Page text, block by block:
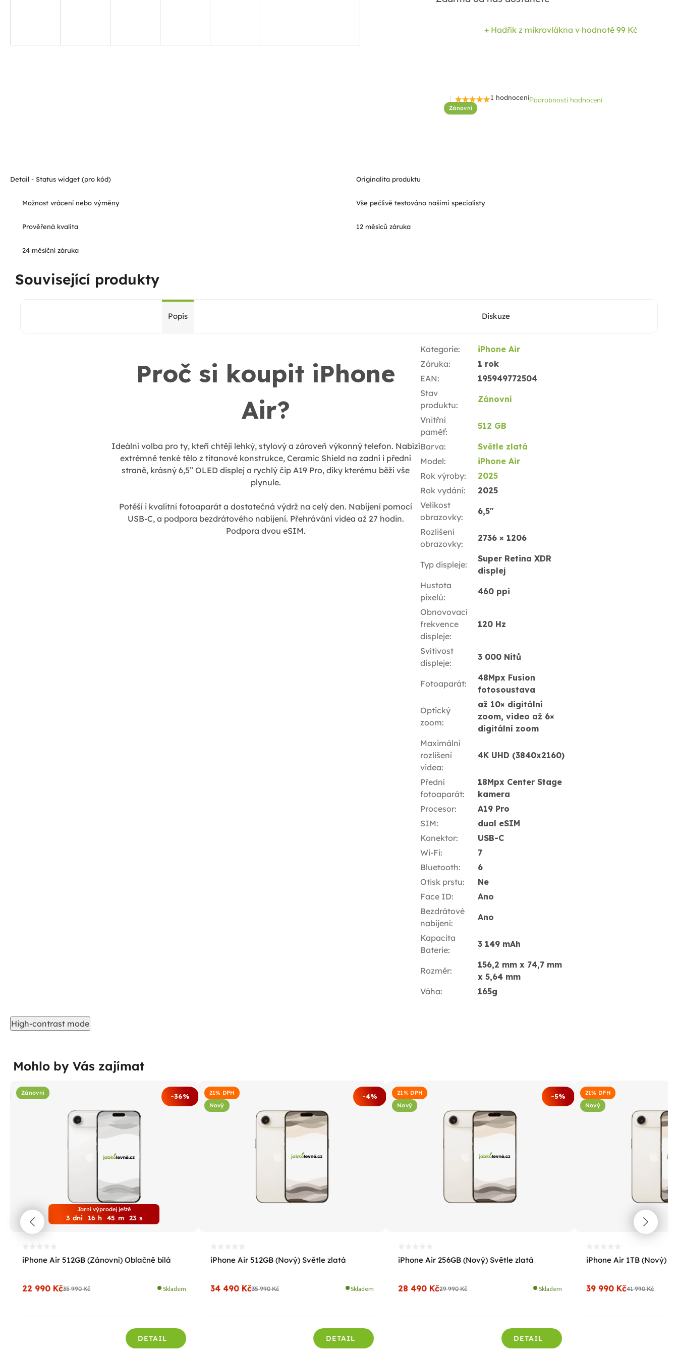
ZánovníPrůměrné
hodnocení
1 hodnoceníPodrobnosti hodnocení
+ Hadřík z mikrovlákna v hodnotě 99 Kč
Detail - Status widget (pro kód) Originalita produktu
Možnost vrácení nebo výměny Vše pečlivě testováno našimi specialisty
Prověřená kvalita 12 měsíců záruka
24 měsíční záruka
Související produkty
Popis Diskuze
Proč si koupit iPhone
Air?
Ideální volba pro ty, kteří chtějí lehký, stylový a zároveň výkonný telefon. Nabízí
extrémně tenké tělo z titanové konstrukce, Ceramic Shield na zadní i přední
straně, krásný 6,5” OLED displej a rychlý čip A19 Pro, díky kterému běží vše
plynule.
Potěší i kvalitní fotoaparát a dostatečná výdrž na celý den. Nabíjení pomocí
USB-C, a podpora bezdrátového nabíjení. Přehrávání videa až 27 hodin.
Podpora dvou eSIM.
Kategorie:
iPhone Air
Záruka:
1 rok
EAN:
195949772504
Stav
produktu:
Zánovní
Vnitřní
paměť:
512 GB
Barva:
Světle zlatá
Model:
iPhone Air
Rok výroby:
2025
Rok vydání:
2025
Velikost
obrazovky:
6,5"
Rozlišení
obrazovky:
2736 × 1206
Typ displeje:
Super Retina XDR
displej
Hustota
pixelů:
460 ppi
Obnovovací
frekvence
displeje:
120 Hz
Svítivost
displeje:
3 000 Nitů
Fotoaparát:
48Mpx Fusion
fotosoustava
Optický
zoom:
až 10× digitální
zoom, video až 6×
digitální zoom
Maximální
rozlišení
videa:
4K UHD (3840x2160)
Přední
fotoaparát:
18Mpx Center Stage
kamera
Procesor:
A19 Pro
SIM:
dual eSIM
Konektor:
USB-C
Wi-Fi:
7
Bluetooth:
6
Otisk prstu:
Ne
Face ID:
Ano
Bezdrátové
nabíjení:
Ano
Kapacita
Baterie:
3 149 mAh
Rozměr:
156,2 mm x 74,7 mm
x 5,64 mm
Váha: 165g
High-contrast mode
Mohlo by Vás zajímat
Zánovní -36%
Jarní výprodej ještě
3 dni 16 h 45 m 22 s
iPhone Air 512GB (Zánovní) Oblačně bílá
35 990 Kč
22 990 Kč Skladem
DETAIL
21% DPH
Nový
-4%
iPhone Air 512GB (Nový) Světle zlatá
35 990 Kč
34 490 Kč Skladem
DETAIL
21% DPH
Nový
-5%
iPhone Air 256GB (Nový) Světle zlatá
29 990 Kč
28 490 Kč Skladem
DETAIL
21% DPH
Nový
iPhone Air 1TB (Nový)
41 990 Kč
39 990 Kč